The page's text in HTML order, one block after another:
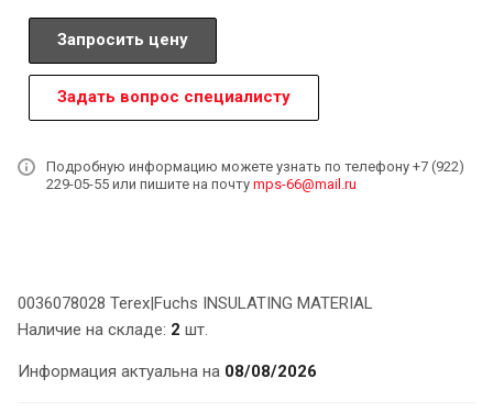
Запросить цену
Задать вопрос специалисту
Подробную информацию можете узнать по телефону +7 (922)
229-05-55 или пишите на почту mps-66@mail.ru
0036078028 Terex|Fuchs INSULATING MATERIAL
Наличие на складе: 2 шт.
Информация актуальна на 08/08/2026